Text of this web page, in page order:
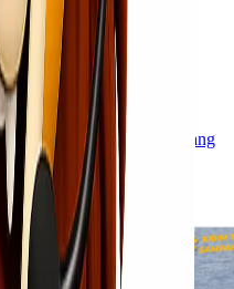
trucking barang ftl
trucking surabaya semarang